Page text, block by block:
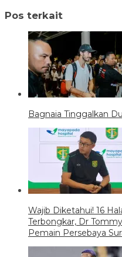
Pos terkait
Bagnaia Tinggalkan
Wajib Diketahui! 16
Terbongkar, Dr
Pemain Persebaya